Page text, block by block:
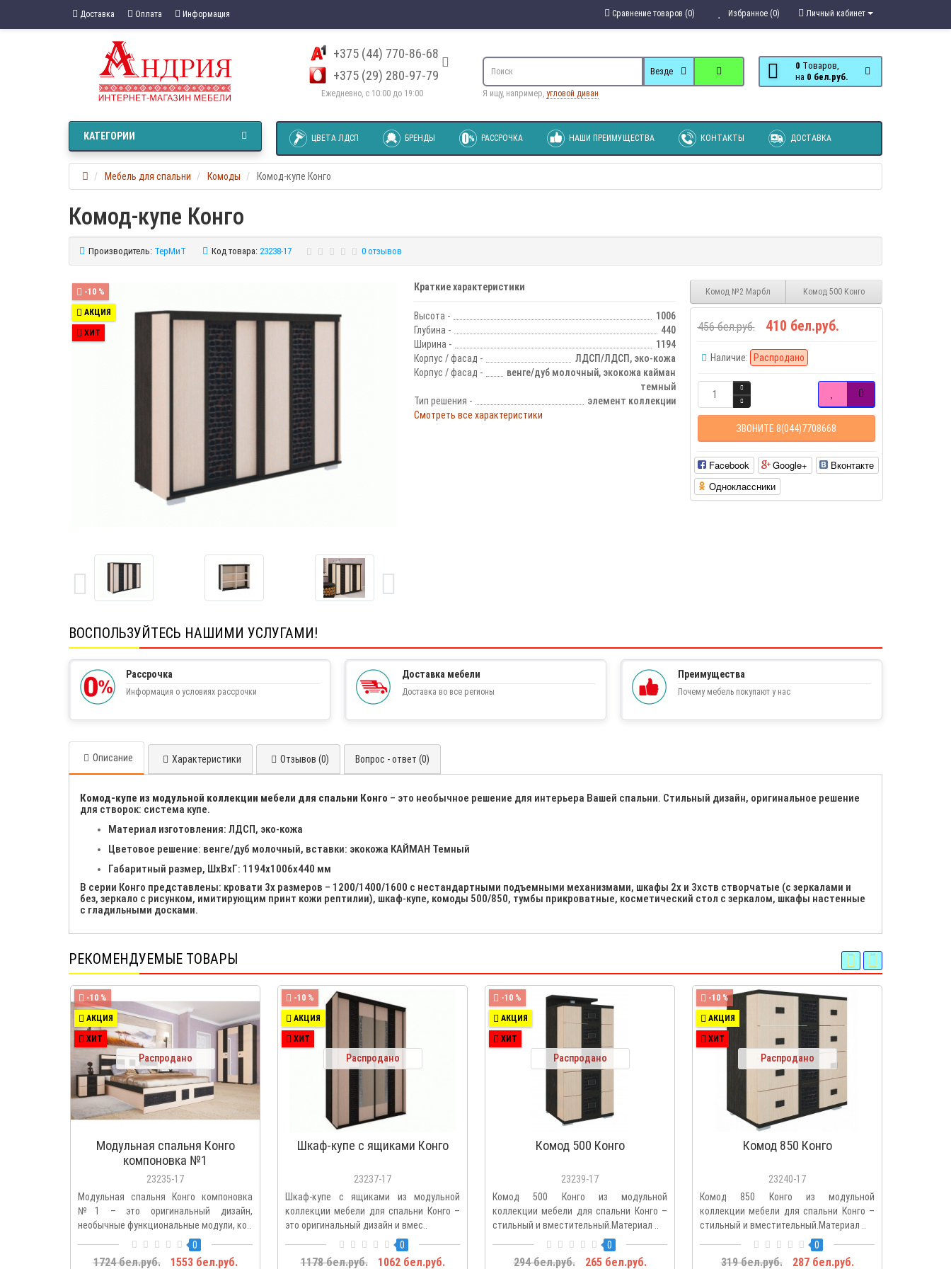
Доставка Оплата Информация Личный кабинет
Избранное (0)
Сравнение товаров (0)
+375 (44) 770-86-68
+375 (29) 280-97-79
Ежедневно, с 10:00 до 19:00
0 Tоваров,
на
0 бел.руб.
Везде
Я ищу, например, угловой диван
ЦВЕТА ЛДСП БРЕНДЫ РАССРОЧКА НАШИ ПРЕИМУЩЕСТВА КОНТАКТЫ ДОСТАВКА
КАТЕГОРИИ
Мебель для спальни Комоды Комод-купе Конго
Комод-купе Конго
Производитель: ТерМиТ Код товара: 23238-17 0 отзывов
-10 %
АКЦИЯ
ХИТ
Краткие характеристики
Высота -
1006
Глубина -
440
Ширина -
1194
Корпус / фасад -
ЛДСП/ЛДСП, эко-кожа
Корпус / фасад -
венге/дуб молочный, экокожа кайман
темный
Тип решения -
элемент коллекции
Смотреть все характеристики
Комод №2 Марбл Комод 500 Конго
456 бел.руб. 410 бел.руб.
Наличие: Распродано
ЗВОНИТЕ 8(044)7708668
Facebook Google+
Вконтакте
Одноклассники
ВОСПОЛЬЗУЙТЕСЬ НАШИМИ УСЛУГАМИ!
Рассрочка
Информация о условиях рассрочки
Доставка мебели
Доставка во все регионы
Преимущества
Почему мебель покупают у нас
Описание Характеристики Отзывов (0) Вопрос - ответ (0)
Комод-купе из модульной коллекции мебели для спальни Конго – это необычное решение для интерьера Вашей спальни. Стильный дизайн, оригинальное решение
для створок: система купе.
Материал изготовления: ЛДСП, эко-кожа
Цветовое решение: венге/дуб молочный, вставки: экокожа КАЙМАН Темный
Габаритный размер, ШхВхГ: 1194х1006х440 мм
В серии Конго представлены: кровати 3х размеров – 1200/1400/1600 с нестандартными подъемными механизмами, шкафы 2х и 3хств створчатые (с зеркалами и
без, зеркало с рисунком, имитирующим принт кожи рептилии), шкаф-купе, комоды 500/850, тумбы прикроватные, косметический стол с зеркалом, шкафы настенные
с гладильными досками.
РЕКОМЕНДУЕМЫЕ ТОВАРЫ
-10 %
АКЦИЯ
ХИТ
Распродано
Модульная спальня Конго
компоновка №1
23235-17
Модульная спальня Конго компоновка
№1 – это оригинальный дизайн,
необычные функциональные модули, ко..
0
1724 бел.руб. 1553 бел.руб.
-10 %
АКЦИЯ
ХИТ
Распродано
Шкаф-купе с ящиками Конго
23237-17
Шкаф-купе с ящиками из модульной
коллекции мебели для спальни Конго –
это оригинальный дизайн и вмес..
0
1178 бел.руб. 1062 бел.руб.
-10 %
АКЦИЯ
ХИТ
Распродано
Комод 500 Конго
23239-17
Комод 500 Конго из модульной
коллекции мебели для спальни Конго –
стильный и вместительный.Материал ..
0
294 бел.руб. 265 бел.руб.
-10 %
АКЦИЯ
ХИТ
Распродано
Комод 850 Конго
23240-17
Комод 850 Конго из модульной
коллекции мебели для спальни Конго –
стильный и вместительный.Материал ..
0
319 бел.руб. 287 бел.руб.